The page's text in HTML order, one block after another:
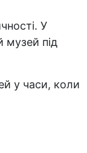
У
музей під
у часи, коли